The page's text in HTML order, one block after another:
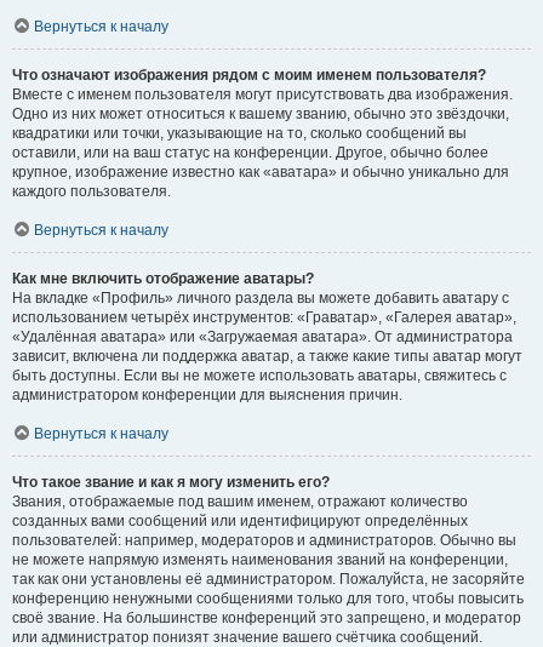
Вернуться к началу
Что означают изображения рядом с моим именем пользователя?
Вместе с именем пользователя могут присутствовать два изображения.
Одно из них может относиться к вашему званию, обычно это звёздочки,
квадратики или точки, указывающие на то, сколько сообщений вы
оставили, или на ваш статус на конференции. Другое, обычно более
крупное, изображение известно как «аватара» и обычно уникально для
каждого пользователя.
Вернуться к началу
Как мне включить отображение аватары?
На вкладке «Профиль» личного раздела вы можете добавить аватару с
использованием четырёх инструментов: «Граватар», «Галерея аватар»,
«Удалённая аватара» или «Загружаемая аватара». От администратора
зависит, включена ли поддержка аватар, а также какие типы аватар могут
быть доступны. Если вы не можете использовать аватары, свяжитесь с
администратором конференции для выяснения причин.
Вернуться к началу
Что такое звание и как я могу изменить его?
Звания, отображаемые под вашим именем, отражают количество
созданных вами сообщений или идентифицируют определённых
пользователей: например, модераторов и администраторов. Обычно вы
не можете напрямую изменять наименования званий на конференции,
так как они установлены её администратором. Пожалуйста, не засоряйте
конференцию ненужными сообщениями только для того, чтобы повысить
своё звание. На большинстве конференций это запрещено, и модератор
или администратор понизят значение вашего счётчика сообщений.